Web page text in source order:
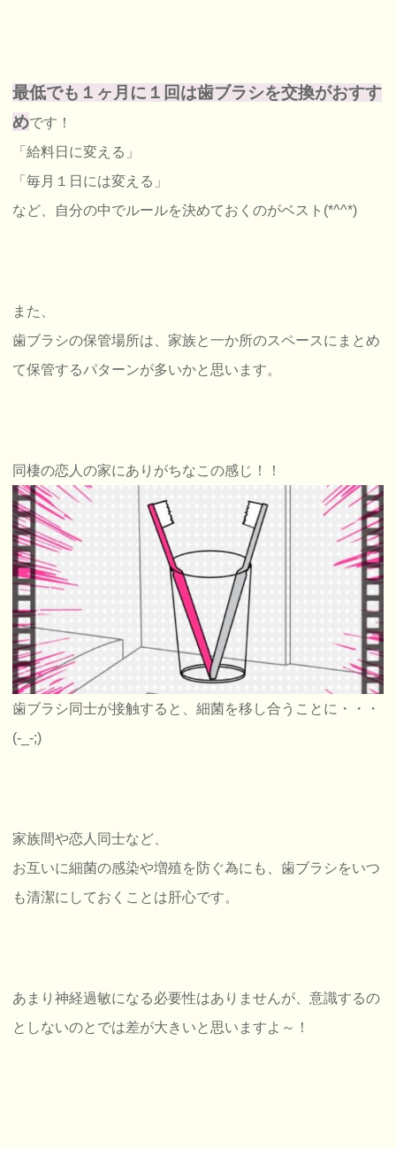
最低でも１ヶ月に１回は歯ブラシを交換がおすす
めです！
「給料日に変える」
「毎月１日には変える」
など、自分の中でルールを決めておくのがベスト(*^^*)
また、
歯ブラシの保管場所は、家族と一か所のスペースにまとめ
て保管するパターンが多いかと思います。
同棲の恋人の家にありがちなこの感じ！！
歯ブラシ同士が接触すると、細菌を移し合うことに・・・
(-_-;)
家族間や恋人同士など、
お互いに細菌の感染や増殖を防ぐ為にも、歯ブラシをいつ
も清潔にしておくことは肝心です。
あまり神経過敏になる必要性はありませんが、意識するの
としないのとでは差が大きいと思いますよ～！